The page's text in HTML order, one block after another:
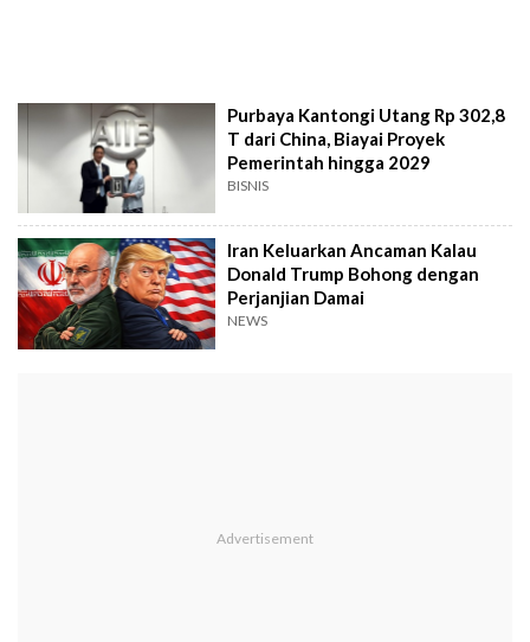
Purbaya Kantongi Utang Rp 302,8
T dari China, Biayai Proyek
Pemerintah hingga 2029
BISNIS
Iran Keluarkan Ancaman Kalau
Donald Trump Bohong dengan
Perjanjian Damai
NEWS